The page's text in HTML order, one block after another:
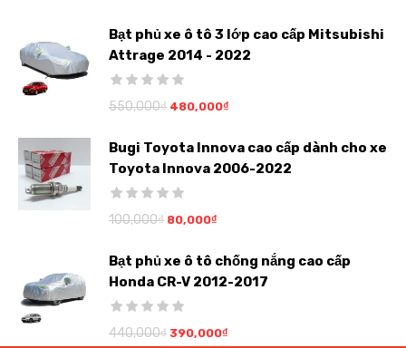
Bạt phủ xe ô tô 3 lớp cao cấp Mitsubishi
Attrage 2014 - 2022
550,000₫ 480,000₫
Bugi Toyota Innova cao cấp dành cho xe
Toyota Innova 2006-2022
100,000₫ 80,000₫
Bạt phủ xe ô tô chống nắng cao cấp
Honda CR-V 2012-2017
440,000₫ 390,000₫